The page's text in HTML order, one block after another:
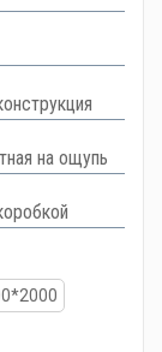
на ощупь